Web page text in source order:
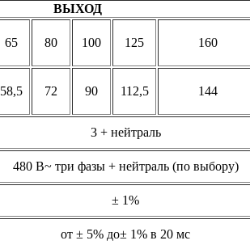
ВЫХОД
65 80 100 125 160
58,5 72 90 112,5 144
3 + нейтраль
480 В~ три фазы + нейтраль (по выбору)
± 1%
от ± 5% до± 1% в 20 мс